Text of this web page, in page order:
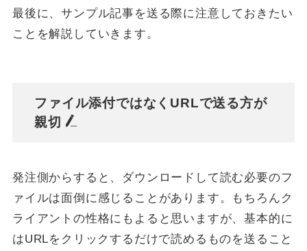
最後に、サンプル記事を送る際に注意しておきたい
ことを解説していきます。
ファイル添付ではなくURLで送る方が
親切
発注側からすると、ダウンロードして読む必要のフ
ァイルは面倒に感じることがあります。もちろんク
ライアントの性格にもよると思いますが、基本的に
はURLをクリックするだけで読めるものを送ること